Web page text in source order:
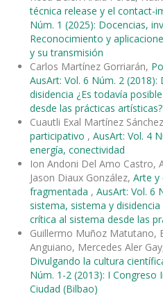
técnica release y el contact-
Núm. 1 (2025): Docencias,
Reconocimiento y
y su transmisión
Carlos Martínez Gorriarán,
AusArt: Vol. 6 Núm. 2
disidencia ¿Es todavía
desde las prácticas artísticas?
Cuautli Exal Martínez
participativo , AusArt: Vol. 4
energía, conectividad
Ion Andoni Del Amo Castro,
Jason Diaux González, Arte y
fragmentada , AusArt: Vol. 6
sistema, sistema y
crítica al sistema desde las
Guillermo Muñoz Matutano,
Anguiano, Mercedes Aler
Divulgando la cultura
Núm. 1-2 (2013): I Congreso
Ciudad (Bilbao)